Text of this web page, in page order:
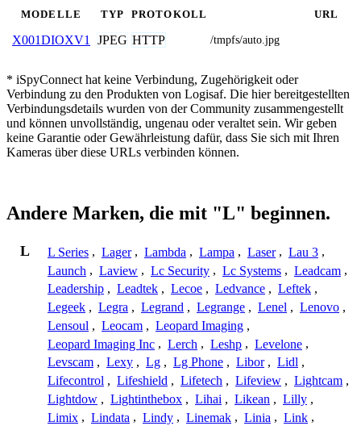
MODELLE TYP PROTOKOLL URL
X001DIOXV1 JPEG HTTP /tmpfs/auto.jpg
* iSpyConnect hat keine Verbindung, Zugehörigkeit oder
Verbindung zu den Produkten von Logisaf. Die hier bereitgestellten
Verbindungsdetails wurden von der Community zusammengestellt
und können unvollständig, ungenau oder veraltet sein. Wir geben
keine Garantie oder Gewährleistung dafür, dass Sie sich mit Ihren
Kameras über diese URLs verbinden können.
Andere Marken, die mit "L" beginnen.
L L Series , Lager , Lambda , Lampa , Laser , Lau 3 ,
Launch , Laview , Lc Security , Lc Systems , Leadcam ,
Leadership , Leadtek , Lecoe , Ledvance , Leftek ,
Legeek , Legra , Legrand , Legrange , Lenel , Lenovo ,
Lensoul , Leocam , Leopard Imaging ,
Leopard Imaging Inc , Lerch , Leshp , Levelone ,
Levscam , Lexy , Lg , Lg Phone , Libor , Lidl ,
Lifecontrol , Lifeshield , Lifetech , Lifeview , Lightcam ,
Lightdow , Lightinthebox , Lihai , Likean , Lilly ,
Limix , Lindata , Lindy , Linemak , Linia , Link ,